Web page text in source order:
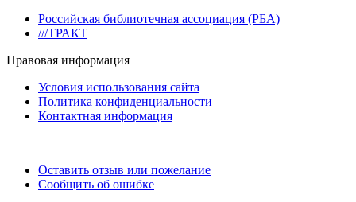
Российская библиотечная ассоциация (РБА)
///ТРАКТ
Правовая информация
Условия использования сайта
Политика конфиденциальности
Контактная информация
Оставить отзыв или пожелание
Сообщить об ошибке